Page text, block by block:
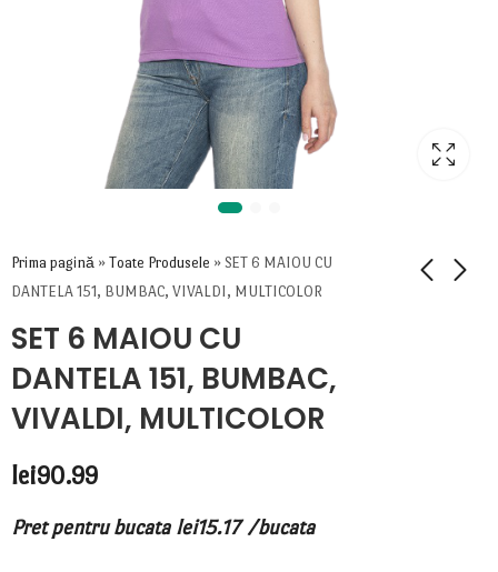
Prima pagină » Toate Produsele » SET 6 MAIOU CU
DANTELA 151, BUMBAC, VIVALDI, MULTICOLOR
SET 6 MAIOU CU
DANTELA 151, BUMBAC,
VIVALDI, MULTICOLOR
lei90.99
Pret pentru bucata lei15.17 /bucata